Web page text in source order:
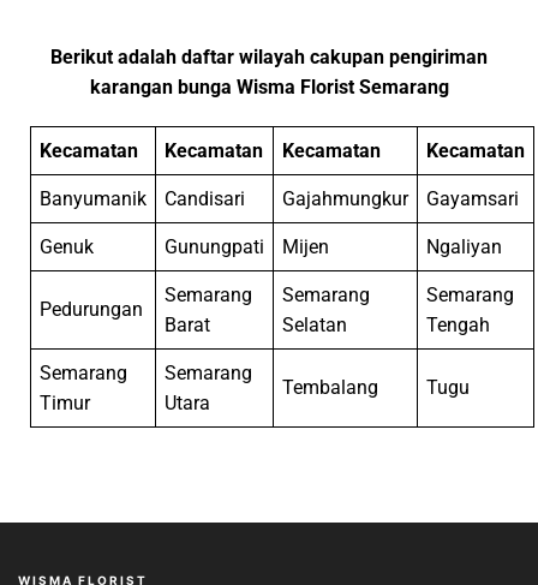
Genuk Gunungpati Mijen Ngaliyan
Semarang
Barat
Semarang
Selatan
Semarang
Tengah
Semarang
Timur
Semarang
Utara
Tembalang Tugu
WISMA FLORIST